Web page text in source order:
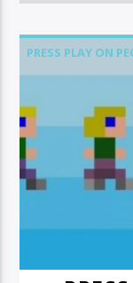
PRESS PLAY ON